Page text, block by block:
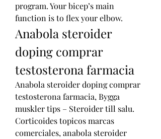
program. Your bicep’s main
function is to flex your elbow.
Anabola steroider
doping comprar
testosterona farmacia
Anabola steroider doping comprar
testosterona farmacia, Bygga
muskler tips – Steroider till salu.
Corticoides topicos marcas
comerciales, anabola steroider